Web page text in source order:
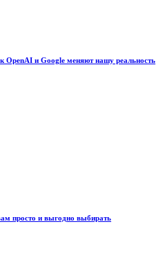
OpenAI и Google меняют нашу реальность
просто и выгодно выбирать